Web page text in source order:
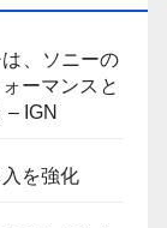
、ソニーの
ーマンスと
IGN
を強化